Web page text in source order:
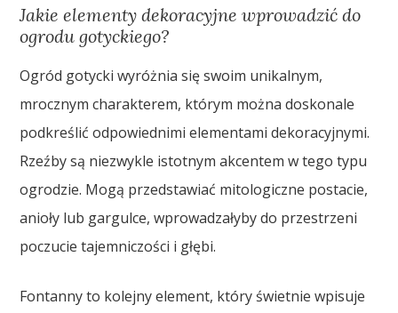
Jakie elementy dekoracyjne wprowadzić do
ogrodu gotyckiego?
Ogród gotycki wyróżnia się swoim unikalnym,
mrocznym charakterem, którym można doskonale
podkreślić odpowiednimi elementami dekoracyjnymi.
Rzeźby są niezwykle istotnym akcentem w tego typu
ogrodzie. Mogą przedstawiać mitologiczne postacie,
anioły lub gargulce, wprowadzałyby do przestrzeni
poczucie tajemniczości i głębi.
Fontanny to kolejny element, który świetnie wpisuje